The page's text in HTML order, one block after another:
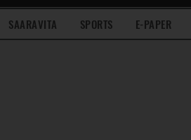
SAARAVITA SPORTS E-PAPER